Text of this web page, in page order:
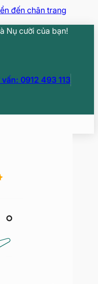
đến chân trang
Nụ cười của bạn!
0912 493 113